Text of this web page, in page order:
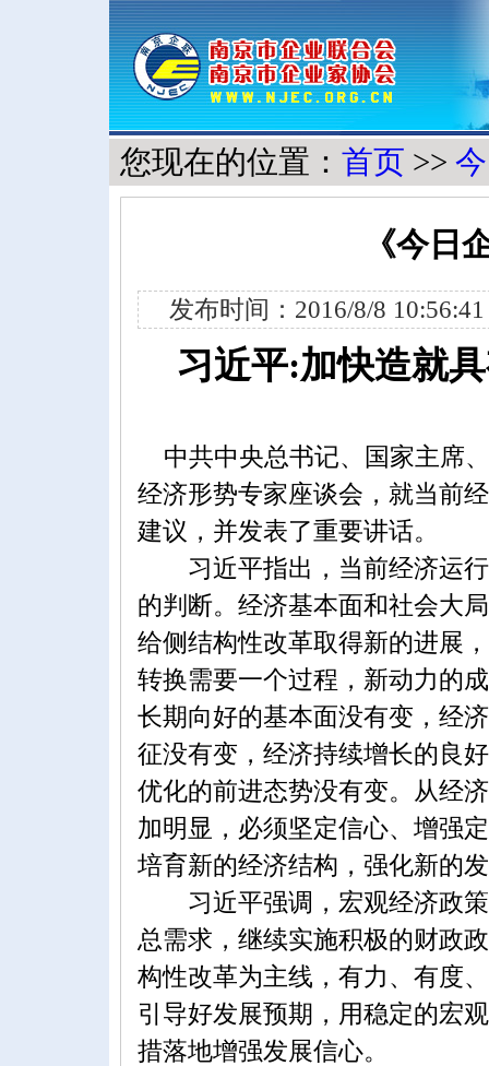
您现在的位置： 首页 >>
《今日
发布时间：2016/8/8
习近平:加快造就
中共中央总书记、国家主席
经济形势专家座谈会，就当前
建议，并发表了重要讲话。
习近平指出，当前经济运行
的判断。经济基本面和社会大
给侧结构性改革取得新的进展
转换需要一个过程，新动力的
长期向好的基本面没有变，经
征没有变，经济持续增长的良
优化的前进态势没有变。从经
加明显，必须坚定信心、增强
培育新的经济结构，强化新的
习近平强调，宏观经济政策
总需求，继续实施积极的财政
构性改革为主线，有力、有度
引导好发展预期，用稳定的宏
措落地增强发展信心。